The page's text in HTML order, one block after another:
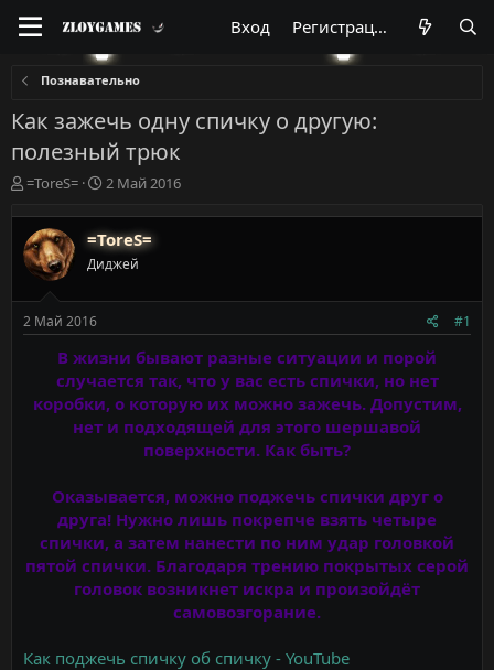
Вход Регистрация
Познавательно
Как зажечь одну спичку о другую:
полезный трюк
А
т
о
р
е
м
ы
=ToreS=
Д
т
а
н
ч
л
а
2 Май 2016
=ToreS=
Диджей
2 Май 2016 #1
В жизни бывают разные ситуации и порой
случается так, что у вас есть спички, но нет
коробки, о которую их можно зажечь. Допустим,
нет и подходящей для этого шершавой
поверхности. Как быть?
Оказывается, можно поджечь спички друг о
друга! Нужно лишь покрепче взять четыре
спички, а затем нанести по ним удар головкой
пятой спички. Благодаря трению покрытых серой
головок возникнет искра и произойдёт
самовозгорание.
Как поджечь спичку об спичку - YouTube